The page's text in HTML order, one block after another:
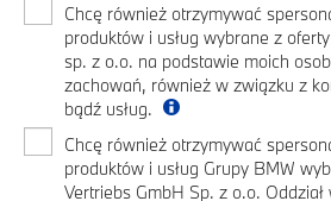
Chcę również otrzymywać
produktów i usług wybrane z
sp. z o.o. na podstawie moich
zachowań, również w związku z
bądź usług.
Chcę również otrzymywać
produktów i usług Grupy BMW
Vertriebs GmbH Sp. z o.o. Oddział